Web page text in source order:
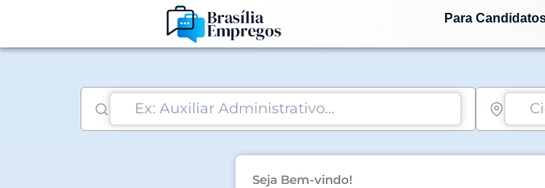
o
Para
Seja Bem-vindo!